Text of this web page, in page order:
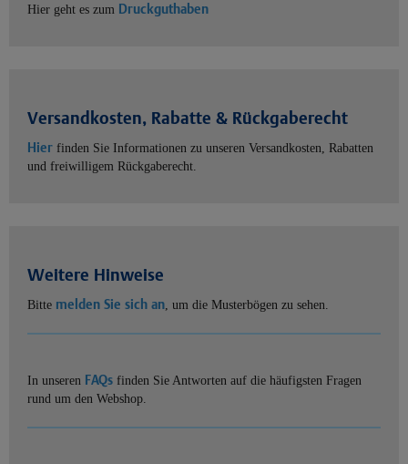
Hier geht es zum Druckguthaben
Versandkosten, Rabatte & Rückgaberecht
Hier finden Sie Informationen zu unseren Versandkosten, Rabatten
und freiwilligem Rückgaberecht.
Weitere Hinweise
Bitte melden Sie sich an, um die Musterbögen zu sehen.
In unseren FAQs finden Sie Antworten auf die häufigsten Fragen
rund um den Webshop.